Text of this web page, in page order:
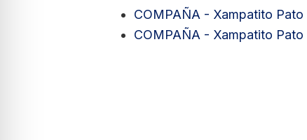
COMPAÑA - Xampatito Pato
COMPAÑA - Xampatito Pato